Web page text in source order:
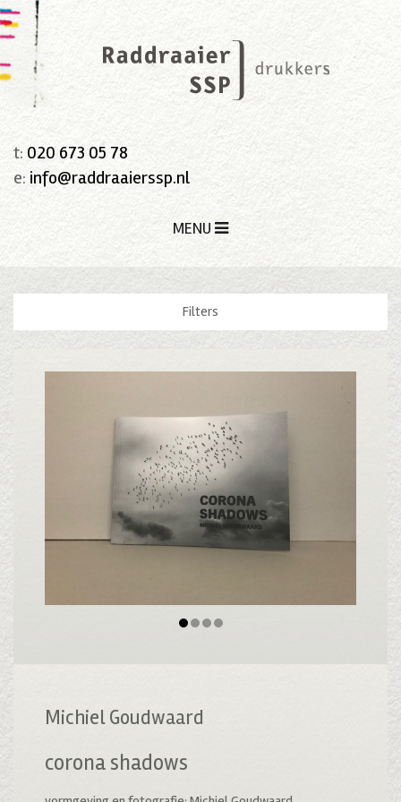
t: 020 673 05 78
e: info@raddraaierssp.nl
MENU
Filters
Michiel Goudwaard
corona shadows